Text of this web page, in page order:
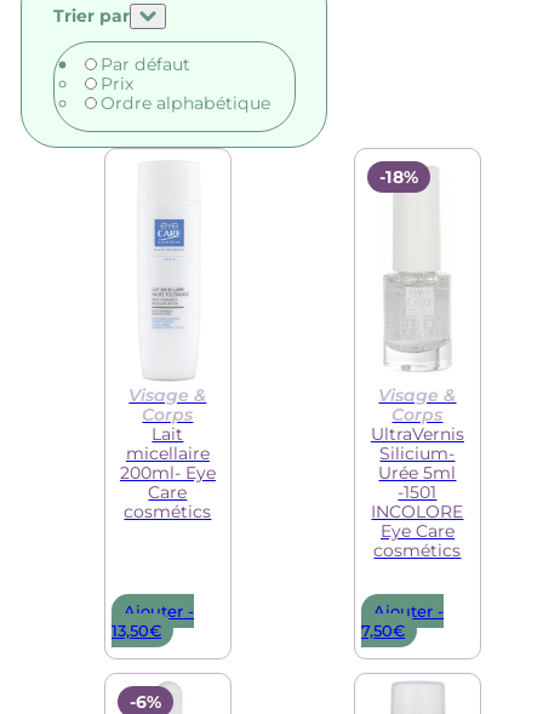
Trier par
Par défaut
Prix
Ordre alphabétique
Visage &
Corps
Lait
micellaire
200ml- Eye
Care
cosmétics
Ajouter -
13,50€
-18%
Visage &
Corps
UltraVernis
Silicium-
Urée 5ml
-1501
INCOLORE
Eye Care
cosmétics
Ajouter -Le
prix
initial
était :
9,10€.
7,50€Le
prix
actuel
est :
-6%